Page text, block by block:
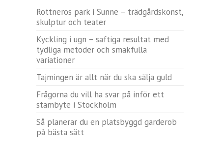
Rottneros park i Sunne – trädgårdskonst,
skulptur och teater
Kyckling i ugn – saftiga resultat med
tydliga metoder och smakfulla
variationer
Tajmingen är allt när du ska sälja guld
Frågorna du vill ha svar på inför ett
stambyte i Stockholm
Så planerar du en platsbyggd garderob
på bästa sätt